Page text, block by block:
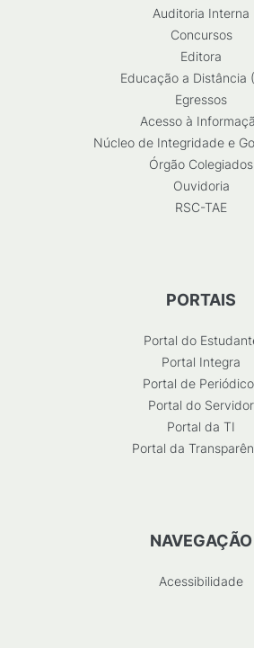
Auditoria Interna
Concursos
Editora
Educação a Distância
Egressos
Acesso à
Núcleo de Integridade e
Órgão Colegiados
Ouvidoria
RSC-TAE
PORTAIS
Portal do
Portal Integra
Portal de
Portal do Servidor
Portal da TI
Portal da
NAVEGAÇÃO
Acessibilidade